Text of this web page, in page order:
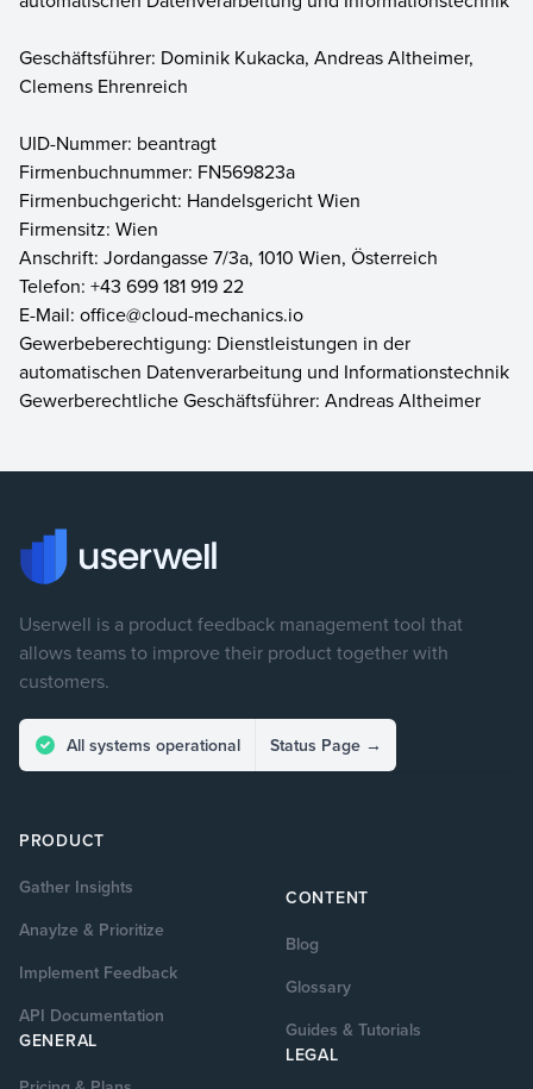
Geschäftsführer: Dominik Kukacka, Andreas Altheimer,
Clemens Ehrenreich
UID-Nummer: beantragt
Firmenbuchnummer: FN569823a
Firmenbuchgericht: Handelsgericht Wien
Firmensitz: Wien
Anschrift: Jordangasse 7/3a, 1010 Wien, Österreich
Telefon: +43 699 181 919 22
E-Mail: office@cloud-mechanics.io
Gewerbeberechtigung: Dienstleistungen in der
automatischen Datenverarbeitung und Informationstechnik
Gewerberechtliche Geschäftsführer: Andreas Altheimer
Userwell
Userwell is a product feedback management tool that
allows teams to improve their product together with
customers.
All systems operational Status Page →
PRODUCT
Gather Insights
Anaylze & Prioritize
Implement Feedback
API Documentation
GENERAL
CONTENT
Blog
Glossary
Guides & Tutorials
LEGAL